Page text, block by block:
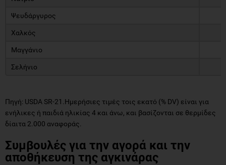
Ψευδάργυρος
Χαλκός
Μαγγάνιο
Σελήνιο
Πηγή: USDA SR-21.Ημερήσιες τιμές τοις εκατό (% DV) είναι για
ενήλικες ή παιδιά ηλικίας 4 και άνω, και βασίζονται σε θερμίδες
δίαιτα 2.000 αναφοράς.
Συμβουλές για την αγορά και την
αποθήκευση της αγκινάρας